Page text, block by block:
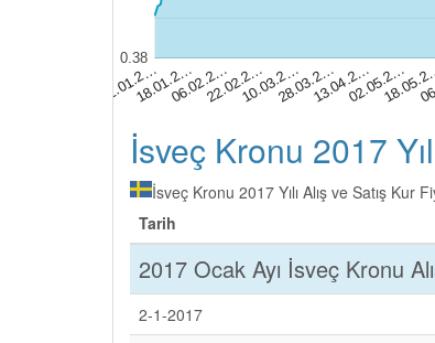
02.01.2…
18.01.2…06.02.2…22.02.2…10.03.2…28.03.2…13.04.2…02.05.2…
0.38
İsveç Kronu 2017
İsveç Kronu 2017 Yılı Alış ve Satış Kur
Tarih
2017 Ocak Ayı İsveç Kronu
2-1-2017